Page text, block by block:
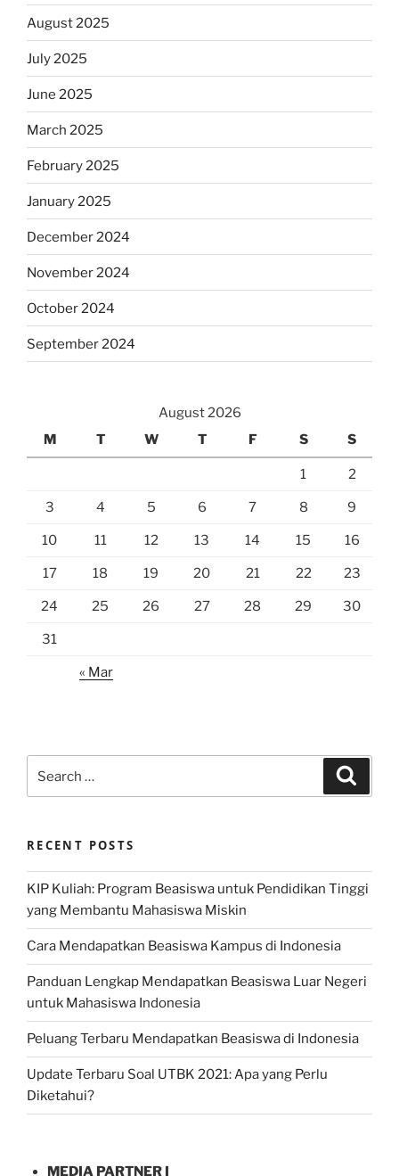
August 2025
July 2025
June 2025
March 2025
February 2025
January 2025
December 2024
November 2024
October 2024
September 2024
August 2026
M
T W T F S S
1 2
3 4 5 6 7 8 9
10 11 12 13 14 15 16
17 18 19 20 21 22 23
24 25 26 27 28 29 30
31
« Mar
for:
RECENT POSTS
KIP Kuliah: Program Beasiswa untuk Pendidikan Tinggi
yang Membantu Mahasiswa Miskin
Cara Mendapatkan Beasiswa Kampus di Indonesia
Panduan Lengkap Mendapatkan Beasiswa Luar Negeri
untuk Mahasiswa Indonesia
Peluang Terbaru Mendapatkan Beasiswa di Indonesia
Update Terbaru Soal UTBK 2021: Apa yang Perlu
Diketahui?
MEDIA PARTNER I